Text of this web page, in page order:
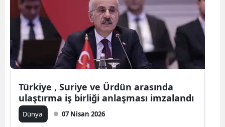
Düzce
Türkiye , Suriye ve Ürdün arasında
ulaştırma iş birliği anlaşması imzalandı
Dünya 07 Nisan 2026